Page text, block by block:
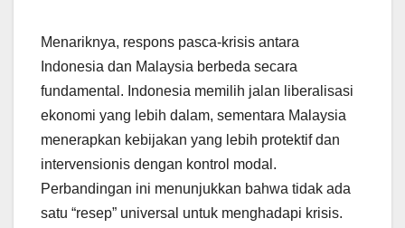
Menariknya, respons pasca-krisis antara
Indonesia dan Malaysia berbeda secara
fundamental. Indonesia memilih jalan liberalisasi
ekonomi yang lebih dalam, sementara Malaysia
menerapkan kebijakan yang lebih protektif dan
intervensionis dengan kontrol modal.
Perbandingan ini menunjukkan bahwa tidak ada
satu “resep” universal untuk menghadapi krisis.